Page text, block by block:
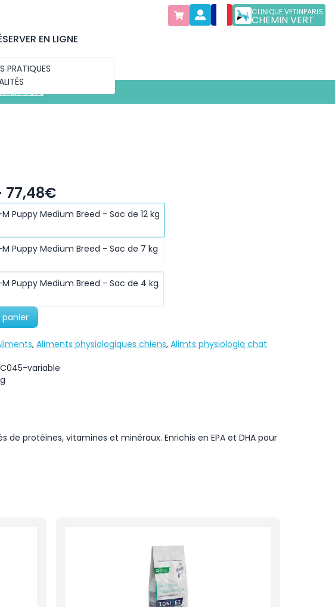
CLINIQUE VETINPARIS
CHEMIN VERT
PRATIQUES
EN LIGNE
Vert
77,48€
Puppy Medium Breed - Sac de 12 kg
Puppy Medium Breed - Sac de 7 kg
Puppy Medium Breed - Sac de 4 kg
panier
, Aliments physiologiques chiens, Alimts physiologiq chat
variable
protéines, vitamines et minéraux. Enrichis en EPA et DHA pour